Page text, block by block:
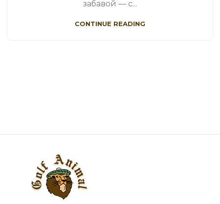
забавой — с...
CONTINUE READING